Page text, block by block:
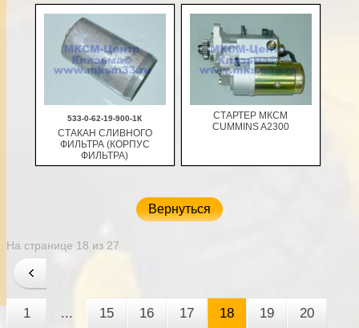
В корзину В корзину
533-0-62-19-900-1К
СТАКАН СЛИВНОГО
ФИЛЬТРА (КОРПУС
ФИЛЬТРА)
СТАРТЕР МКСМ
CUMMINS A2300
Вернуться
На странице 18 из 27
1 ... 15 16 17 18 19 20